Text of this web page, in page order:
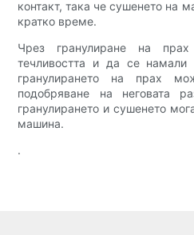
контакт, така че сушенето на
кратко време.
Чрез гранулиране на
течливостта и да се намали
гранулирането на прах
подобряване на неговата
гранулирането и сушенето
машина.
.